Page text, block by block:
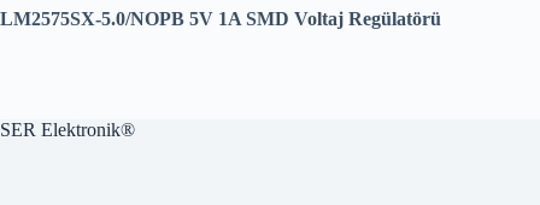
LM2575SX-5.0/NOPB 5V 1A SMD Voltaj Regülatörü
SER Elektronik®